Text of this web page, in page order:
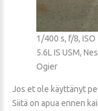
1/400 s, f/8,
5.6L IS USM,
Ogier
Jos et ole käyttänyt
Siitä on apua ennen